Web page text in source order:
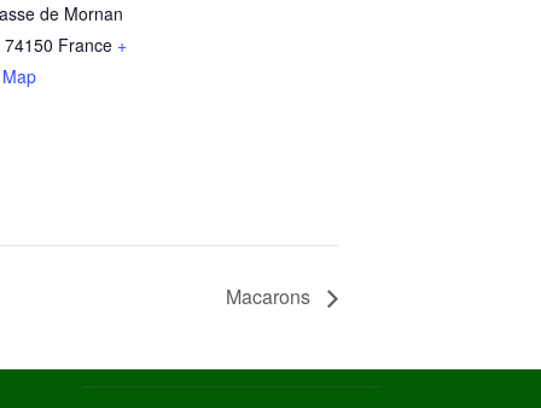
de Mornan
74150 France +
Macarons